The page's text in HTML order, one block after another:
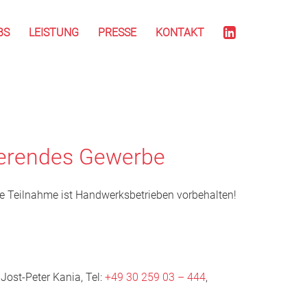
LEISTUNG PRESSE KONTAKT
Gewerbe
ist Handwerksbetrieben vorbehalten!
Peter Kania, Tel: +49 30 259 03 – 444,